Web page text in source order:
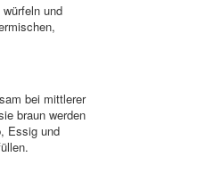
und
bei mittlerer
braun werden
Essig und